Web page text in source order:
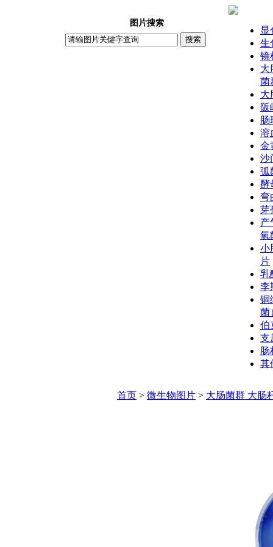
图片搜索
显
生
镜
大
菌
大
阪
肠
溶
金
沙
弧
酵
弯
芽
产
氧
小
片
乳
李
铜
菌
伯
支
肠
其
首页 > 微生物图片 > 大肠菌群 大肠